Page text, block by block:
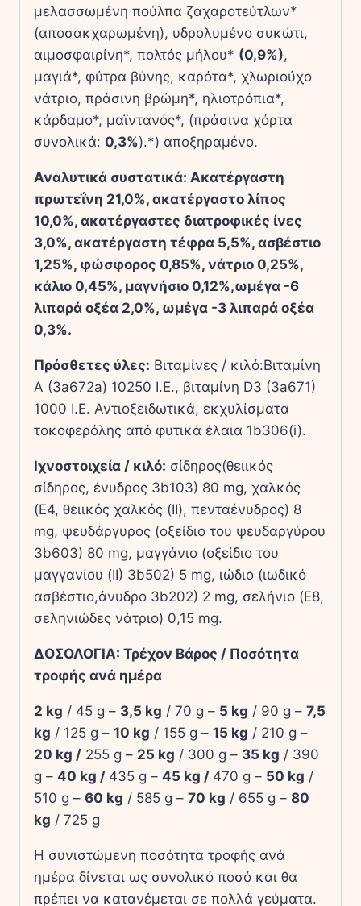
μελασσωμένη πούλπα ζαχαροτεύτλων*
(αποσακχαρωμένη), υδρολυμένο συκώτι,
αιμοσφαιρίνη*, πολτός μήλου* (0,9%),
μαγιά*, φύτρα βύνης, καρότα*, χλωριούχο
νάτριο, πράσινη βρώμη*, ηλιοτρόπια*,
κάρδαμο*, μαϊντανός*, (πράσινα χόρτα
συνολικά: 0,3%).*) αποξηραμένο.
Αναλυτικά συστατικά: Ακατέργαστη
πρωτεΐνη 21,0%, ακατέργαστο λίπος
10,0%, ακατέργαστες διατροφικές ίνες
3,0%, ακατέργαστη τέφρα 5,5%, ασβέστιο
1,25%, φώσφορος 0,85%, νάτριο 0,25%,
κάλιο 0,45%, μαγνήσιο 0,12%,ωμέγα -6
λιπαρά οξέα 2,0%, ωμέγα -3 λιπαρά οξέα
0,3%.
Πρόσθετες ύλες: Βιταμίνες / κιλό:Βιταμίνη
A (3a672a) 10250 I.E., βιταμίνη D3 (3a671)
1000 I.E. Αντιοξειδωτικά, εκχυλίσματα
τοκοφερόλης από φυτικά έλαια 1b306(i).
Ιχνοστοιχεία / κιλό: σίδηρος(θειικός
σίδηρος, ένυδρος 3b103) 80 mg, χαλκός
(E4, θειικός χαλκός (II), πενταένυδρος) 8
mg, ψευδάργυρος (οξείδιο του ψευδαργύρου
3b603) 80 mg, μαγγάνιο (οξείδιο του
μαγγανίου (II) 3b502) 5 mg, ιώδιο (ιωδικό
ασβέστιο,άνυδρο 3b202) 2 mg, σελήνιο (E8,
σεληνιώδες νάτριο) 0,15 mg.
ΔΟΣΟΛΟΓΙΑ: Τρέχον Βάρος / Ποσότητα
τροφής ανά ημέρα
2 kg / 45 g – 3,5 kg / 70 g – 5 kg / 90 g – 7,5
kg / 125 g – 10 kg / 155 g – 15 kg / 210 g –
20 kg / 255 g – 25 kg / 300 g – 35 kg / 390
g – 40 kg / 435 g – 45 kg / 470 g – 50 kg /
510 g – 60 kg / 585 g – 70 kg / 655 g – 80
kg / 725 g
Η συνιστώμενη ποσότητα τροφής ανά
ημέρα δίνεται ως συνολικό ποσό και θα
πρέπει να κατανέμεται σε πολλά γεύματα.